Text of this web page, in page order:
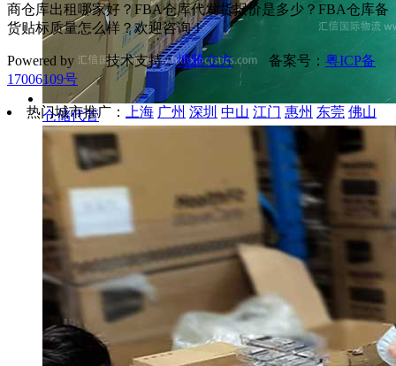
仓储代管
商仓库出租哪家好？FBA仓库代发货报价是多少？FBA仓库备
货贴标质量怎么样？欢迎咨询！
Powered by 技术支持：博雅立方备案号： 粤ICP备
17006109号
热门城市推广： 上海 广州 深圳 中山 江门 惠州 东莞 佛山